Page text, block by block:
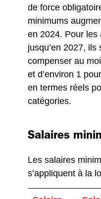
de force
minimums
en 2024. Pour les
jusqu’en 2027,
compenser au
et d’environ 1
en termes réels
catégories.
Salaires
Les salaires
s’appliquent à la